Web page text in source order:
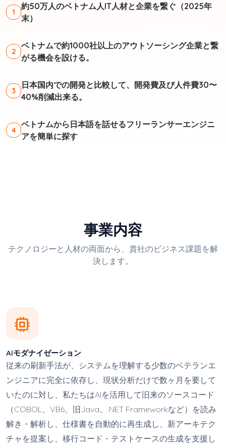
1
約50万人のベトナム人IT人材と企業を繋ぐ（2025年
末）
2
ベトナムで約1000社以上のアウトソーシング企業と繋
がる機会を設ける。
3
日本国内での開発と比較して、開発費及び人件費30〜
40%削減出来る。
4
ベトナムから日本語を話せるフリーランサーエンジニ
アを簡単に探す
事業内容
テクノロジーと人材の両面から、貴社のビジネス課題を解
決します。
AIモダナイゼーション
従来の刷新手法が、システムを理解する少数のベテランエ
ンジニアに完全に依存し、現状分析だけで数ヶ月を要して
いたのに対し、私たちはAIを活用して旧来のソースコード
（COBOL、VB6、旧Java、.NET Frameworkなど）を読み
解き・解析し、仕様書を自動的に再生成し、新アーキテク
チャを提案し、移行コード・テストケースの生成を支援し